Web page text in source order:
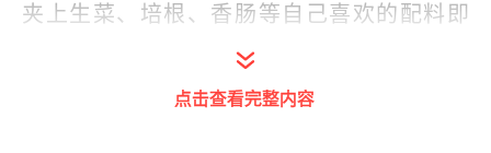
夹上生菜、培根、香肠等自己喜欢的配料即
点击查看完整内容